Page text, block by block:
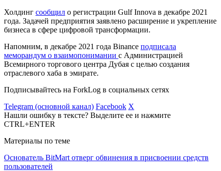
Холдинг сообщил о регистрации Gulf Innova в декабре 2021
года. Задачей предприятия заявлено расширение и укрепление
бизнеса в сфере цифровой трансформации.
Напомним, в декабре 2021 года Binance подписала
меморандум о взаимопонимании с Администрацией
Всемирного торгового центра Дубая с целью создания
отраслевого хаба в эмирате.
Подписывайтесь на ForkLog в социальных сетях
Telegram (основной канал) Facebook X
Нашли ошибку в тексте? Выделите ее и нажмите
CTRL+ENTER
Материалы по теме
Основатель BitMart отверг обвинения в присвоении средств
пользователей